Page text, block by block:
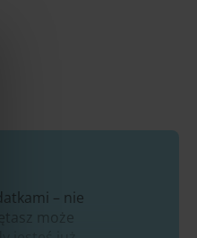
– nie
może